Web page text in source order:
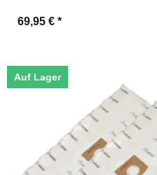
69,95 € *
Auf Lager